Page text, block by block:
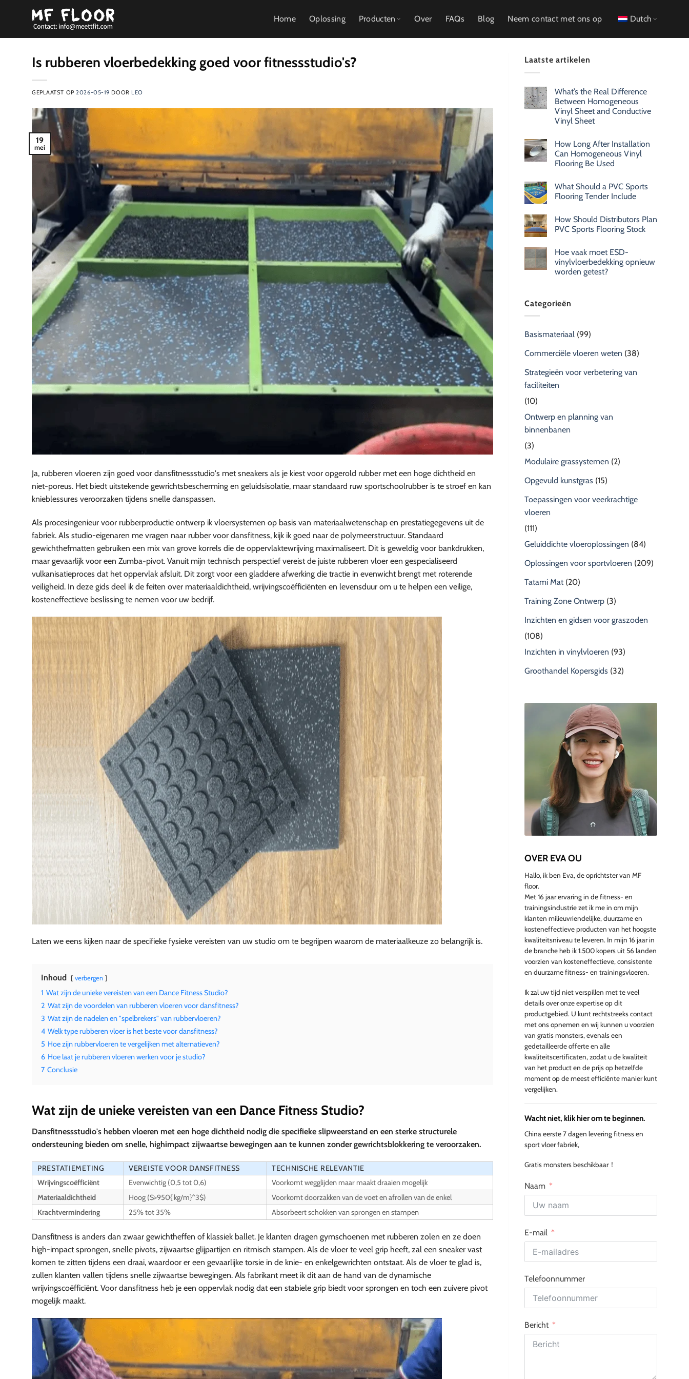
Home Oplossing Producten Over FAQs Blog Neem contact met ons op Dutch
Is rubberen vloerbedekking goed voor fitnessstudio's?
GEPLAATST OP2026-05-19 DOOR LEO
19
mei
Ja, rubberen vloeren zijn goed voor dansfitnessstudio's met sneakers als je kiest voor opgerold rubber met een hoge dichtheid en
niet-poreus. Het biedt uitstekende gewrichtsbescherming en geluidsisolatie, maar standaard ruw sportschoolrubber is te stroef en kan
knieblessures veroorzaken tijdens snelle danspassen.
Als procesingenieur voor rubberproductie ontwerp ik vloersystemen op basis van materiaalwetenschap en prestatiegegevens uit de
fabriek. Als studio-eigenaren me vragen naar rubber voor dansfitness, kijk ik goed naar de polymeerstructuur. Standaard
gewichthefmatten gebruiken een mix van grove korrels die de oppervlaktewrijving maximaliseert. Dit is geweldig voor bankdrukken,
maar gevaarlijk voor een Zumba-pivot. Vanuit mijn technisch perspectief vereist de juiste rubberen vloer een gespecialiseerd
vulkanisatieproces dat het oppervlak afsluit. Dit zorgt voor een gladdere afwerking die tractie in evenwicht brengt met roterende
veiligheid. In deze gids deel ik de feiten over materiaaldichtheid, wrijvingscoëfficiënten en levensduur om u te helpen een veilige,
kosteneffectieve beslissing te nemen voor uw bedrijf.
Laten we eens kijken naar de specifieke fysieke vereisten van uw studio om te begrijpen waarom de materiaalkeuze zo belangrijk is.
Inhoud verbergen
1 Wat zijn de unieke vereisten van een Dance Fitness Studio?
2 Wat zijn de voordelen van rubberen vloeren voor dansfitness?
3 Wat zijn de nadelen en "spelbrekers" van rubbervloeren?
4 Welk type rubberen vloer is het beste voor dansfitness?
5 Hoe zijn rubbervloeren te vergelijken met alternatieven?
6 Hoe laat je rubberen vloeren werken voor je studio?
7 Conclusie
Wat zijn de unieke vereisten van een Dance Fitness Studio?
Dansfitnessstudio's hebben vloeren met een hoge dichtheid nodig die specifieke slipweerstand en een sterke structurele
ondersteuning bieden om snelle, highimpact zijwaartse bewegingen aan te kunnen zonder gewrichtsblokkering te veroorzaken.
PRESTATIEMETING VEREISTE VOOR DANSFITNESS
TECHNISCHE RELEVANTIE
Wrijvingscoëfficiënt
Evenwichtig (0,5 tot 0,6)
Voorkomt wegglijden maar maakt draaien mogelijk
Materiaaldichtheid
Hoog ($>950{ kg/m}^3$)
Voorkomt doorzakken van de voet en afrollen van de enkel
Krachtvermindering
25% tot 35% Absorbeert schokken van sprongen en stampen
Dansfitness is anders dan zwaar gewichtheffen of klassiek ballet. Je klanten dragen gymschoenen met rubberen zolen en ze doen
high-impact sprongen, snelle pivots, zijwaartse glijpartijen en ritmisch stampen. Als de vloer te veel grip heeft, zal een sneaker vast
komen te zitten tijdens een draai, waardoor er een gevaarlijke torsie in de knie- en enkelgewrichten ontstaat. Als de vloer te glad is,
zullen klanten vallen tijdens snelle zijwaartse bewegingen. Als fabrikant meet ik dit aan de hand van de dynamische
wrijvingscoëfficiënt. Voor dansfitness heb je een oppervlak nodig dat een stabiele grip biedt voor sprongen en toch een zuivere pivot
mogelijk maakt.
Laatste artikelen
What’s the Real Difference
Between Homogeneous
Vinyl Sheet and Conductive
Vinyl Sheet
How Long After Installation
Can Homogeneous Vinyl
Flooring Be Used
What Should a PVC Sports
Flooring Tender Include
How Should Distributors Plan
PVC Sports Flooring Stock
Hoe vaak moet ESD-
vinylvloerbedekking opnieuw
worden getest?
Categorieën
Basismateriaal (99)
Commerciële vloeren weten (38)
Strategieën voor verbetering van
faciliteiten
(10)
Ontwerp en planning van
binnenbanen
(3)
Modulaire grassystemen (2)
Opgevuld kunstgras (15)
Toepassingen voor veerkrachtige
vloeren
(111)
Geluiddichte vloeroplossingen (84)
Oplossingen voor sportvloeren (209)
Tatami Mat(20)
Training Zone Ontwerp (3)
Inzichten en gidsen voor graszoden
(108)
Inzichten in vinylvloeren (93)
Groothandel Kopersgids (32)
OVER EVA OU
Hallo, ik ben Eva, de oprichtster van MF
floor.
Met 16 jaar ervaring in de fitness- en
trainingsindustrie zet ik me in om mijn
klanten milieuvriendelijke, duurzame en
kosteneffectieve producten van het hoogste
kwaliteitsniveau te leveren. In mijn 16 jaar in
de branche heb ik 1.500 kopers uit 56 landen
voorzien van kosteneffectieve, consistente
en duurzame fitness- en trainingsvloeren.
Ik zal uw tijd niet verspillen met te veel
details over onze expertise op dit
productgebied. U kunt rechtstreeks contact
met ons opnemen en wij kunnen u voorzien
van gratis monsters, evenals een
gedetailleerde offerte en alle
kwaliteitscertificaten, zodat u de kwaliteit
van het product en de prijs op hetzelfde
moment op de meest efficiënte manier kunt
vergelijken.
Wacht niet, klik hier om te beginnen.
China eerste 7 dagen levering fitness en
sport vloer fabriek,
Gratis monsters beschikbaar！
Naam
E-mail
Telefoonnummer
Bericht